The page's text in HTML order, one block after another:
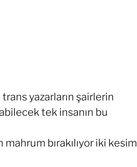
yazarların şairlerin
tek insanın bu
bırakılıyor iki kesim